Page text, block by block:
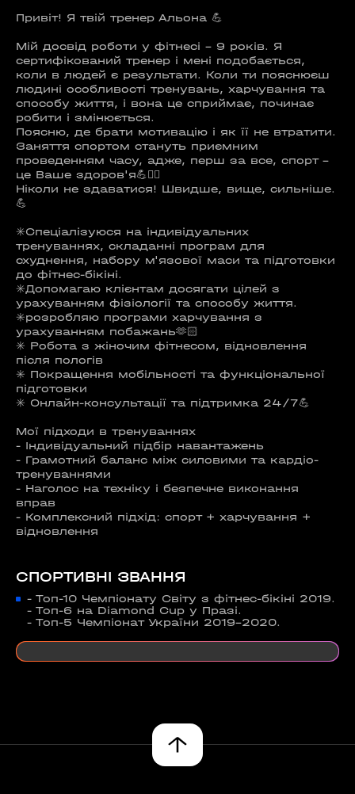
Привіт! Я твій тренер Альона 💪
Мій досвід роботи у фітнесі - 9 років. Я
сертифікований тренер і мені подобається,
коли в людей є результати. Коли ти пояснюєш
людині особливості тренувань, харчування та
способу життя, і вона це сприймає, починає
робити і змінюється.
Поясню, де брати мотивацію і як її не втратити.
Заняття спортом стануть приємним
проведенням часу, адже, перш за все, спорт -
це Ваше здоров'я💪🏋️‍♀️
Ніколи не здаватися! Швидше, вище, сильніше.
💪
✳️Спеціалізуюся на індивідуальних
тренуваннях, складанні програм для
схуднення, набору м'язової маси та підготовки
до фітнес-бікіні.
✳️Допомагаю клієнтам досягати цілей з
урахуванням фізіології та способу життя.
✳️розробляю програми харчування з
урахуванням побажань🫶🏻
✳️ Робота з жіночим фітнесом, відновлення
після пологів
✳️ Покращення мобільності та функціональної
підготовки
✳️ Онлайн-консультації та підтримка 24/7💪
Мої підходи в тренуваннях
- Індивідуальний підбір навантажень
- Грамотний баланс між силовими та кардіо-
тренуваннями
- Наголос на техніку і безпечне виконання
вправ
- Комплексний підхід: спорт + харчування +
відновлення
СПОРТИВНІ ЗВАННЯ
- Топ-10 Чемпіонату Світу з фітнес-бікіні 2019.
- Топ-6 на Diamond Cup у Празі.
- Топ-5 Чемпіонат України 2019-2020.